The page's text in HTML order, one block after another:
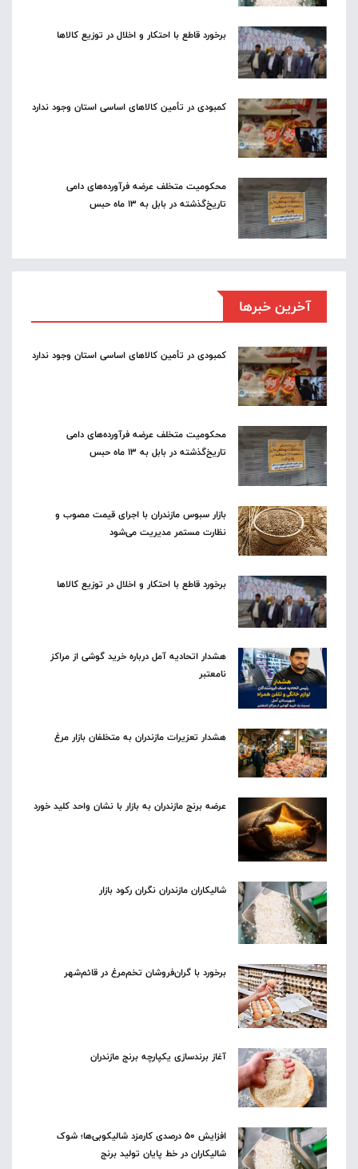
برخورد قاطع با احتکار و اخلال در توزیع کالاها
کمبودی در تأمین کالاهای اساسی استان وجود ندارد
محکومیت متخلف عرضه فرآورده‌های دامی
تاریخ‌گذشته در بابل به ۱۳ ماه حبس
آخرین خبرها
کمبودی در تأمین کالاهای اساسی استان وجود ندارد
محکومیت متخلف عرضه فرآورده‌های دامی
تاریخ‌گذشته در بابل به ۱۳ ماه حبس
بازار سبوس مازندران با اجرای قیمت مصوب و
نظارت مستمر مدیریت می‌شود
برخورد قاطع با احتکار و اخلال در توزیع کالاها
هشدار اتحادیه آمل درباره خرید گوشی از مراکز
نامعتبر
هشدار تعزیرات مازندران به متخلفان بازار مرغ
عرضه برنج مازندران به بازار با نشان واحد کلید خورد
شالیکاران مازندران نگران رکود بازار
برخورد با گران‌فروشان تخم‌مرغ در قائم‌شهر
آغاز برندسازی یکپارچه برنج مازندران
افزایش ۵۰ درصدی کارمزد شالیکوبی‌ها؛ شوک
شالیکاران در خط پایان تولید برنج